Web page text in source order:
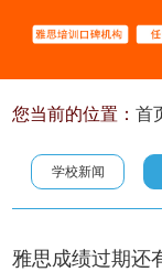
您当前的位置：首
学校新闻
雅思成绩过期还